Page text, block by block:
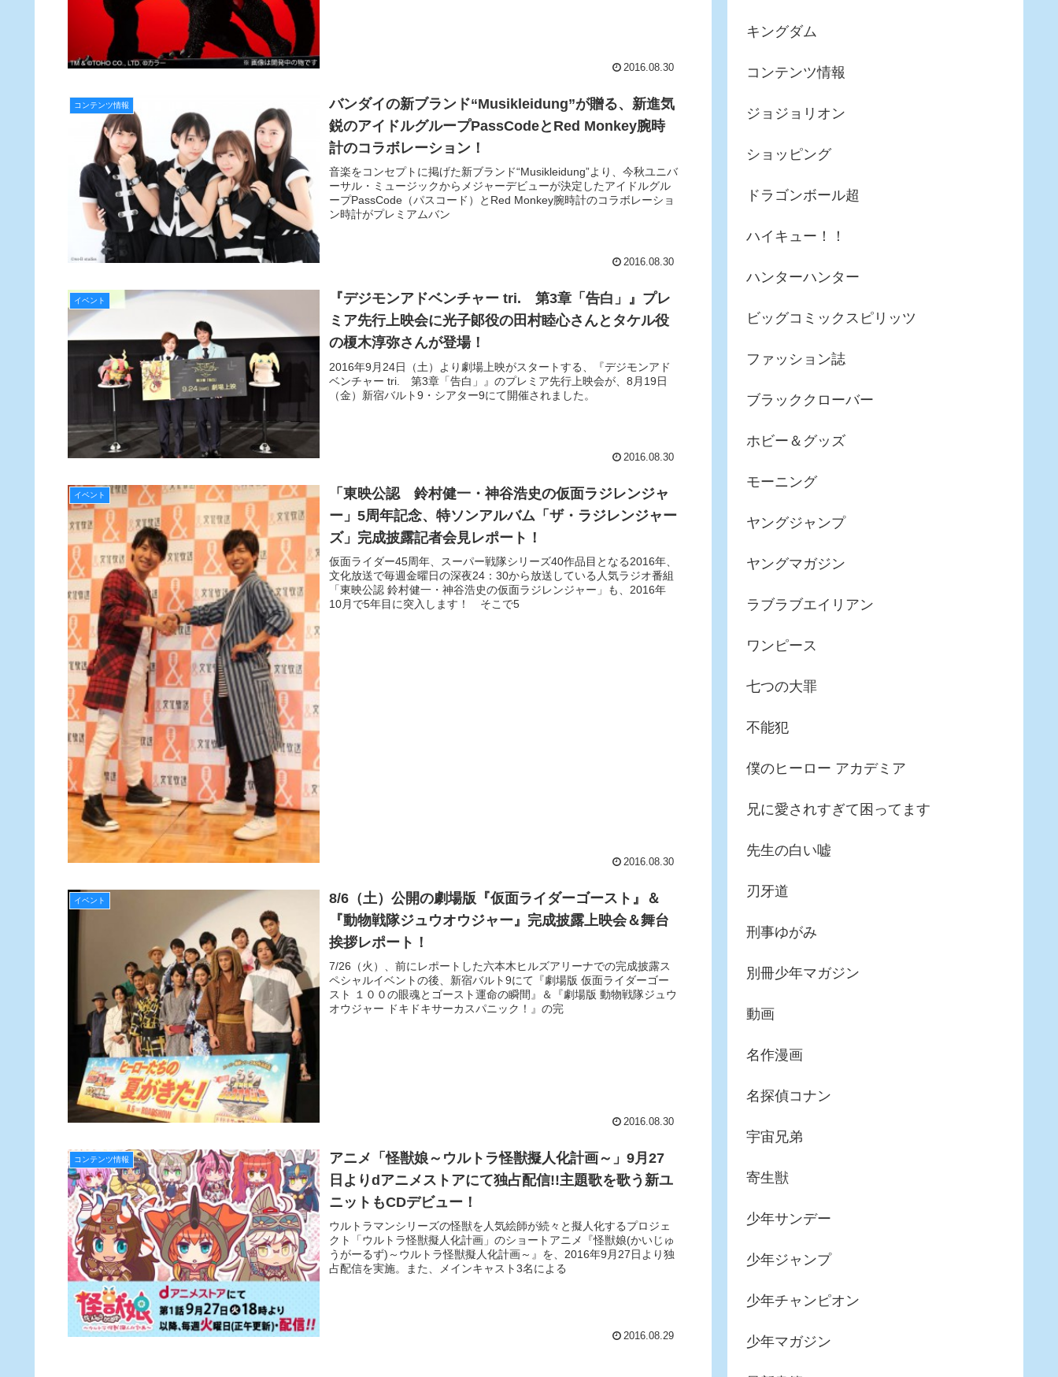
2016.08.30
コンテンツ情報
バンダイの新ブランド“Musikleidung”が贈る、新進気
鋭のアイドルグループPassCodeとRed Monkey腕時
計のコラボレーション！
音楽をコンセプトに掲げた新ブランド“Musikleidung”より、今秋ユニバ
ーサル・ミュージックからメジャーデビューが決定したアイドルグル
ープPassCode（パスコード）とRed Monkey腕時計のコラボレーショ
ン時計がプレミアムバン
2016.08.30
イベント
『デジモンアドベンチャー tri. 第3章「告白」』プレ
ミア先行上映会に光子郞役の田村睦心さんとタケル役
の榎木淳弥さんが登場！
2016年9月24日（土）より劇場上映がスタートする、『デジモンアド
ベンチャー tri. 第3章「告白」』のプレミア先行上映会が、8月19日
（金）新宿バルト9・シアター9にて開催されました。
2016.08.30
イベント
「東映公認 鈴村健一・神谷浩史の仮面ラジレンジャ
ー」5周年記念、特ソンアルバム「ザ・ラジレンジャー
ズ」完成披露記者会見レポート！
仮面ライダー45周年、スーパー戦隊シリーズ40作品目となる2016年、
文化放送で毎週金曜日の深夜24：30から放送している人気ラジオ番組
「東映公認 鈴村健一・神谷浩史の仮面ラジレンジャー」も、2016年
10月で5年目に突入します！ そこで5
2016.08.30
イベント
8/6（土）公開の劇場版『仮面ライダーゴースト』＆
『動物戦隊ジュウオウジャー』完成披露上映会＆舞台
挨拶レポート！
7/26（火）、前にレポートした六本木ヒルズアリーナでの完成披露ス
ペシャルイベントの後、新宿バルト9にて『劇場版 仮面ライダーゴー
スト １００の眼魂とゴースト運命の瞬間』＆『劇場版 動物戦隊ジュウ
オウジャー ドキドキサーカスパニック！』の完
2016.08.30
コンテンツ情報
アニメ「怪獣娘～ウルトラ怪獣擬人化計画～」9月27
日よりdアニメストアにて独占配信!!主題歌を歌う新ユ
ニットもCDデビュー！
ウルトラマンシリーズの怪獣を人気絵師が続々と擬人化するプロジェ
クト「ウルトラ怪獣擬人化計画」のショートアニメ『怪獣娘(かいじゅ
うがーるず)～ウルトラ怪獣擬人化計画～』を、2016年9月27日より独
占配信を実施。また、メインキャスト3名による
2016.08.29
キングダム
コンテンツ情報
ジョジョリオン
ショッピング
ドラゴンボール超
ハイキュー！！
ハンターハンター
ビッグコミックスピリッツ
ファッション誌
ブラッククローバー
ホビー＆グッズ
モーニング
ヤングジャンプ
ヤングマガジン
ラブラブエイリアン
ワンピース
七つの大罪
不能犯
僕のヒーロー アカデミア
兄に愛されすぎて困ってます
先生の白い嘘
刃牙道
刑事ゆがみ
別冊少年マガジン
動画
名作漫画
名探偵コナン
宇宙兄弟
寄生獣
少年サンデー
少年ジャンプ
少年チャンピオン
少年マガジン